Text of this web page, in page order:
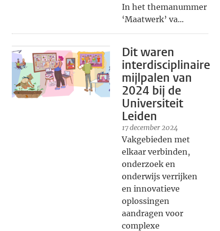
In het themanummer
‘Maatwerk’ va...
Dit waren
interdisciplinaire
mijlpalen van
2024 bij de
Universiteit
Leiden
17 december 2024
Vakgebieden met
elkaar verbinden,
onderzoek en
onderwijs verrijken
en innovatieve
oplossingen
aandragen voor
complexe